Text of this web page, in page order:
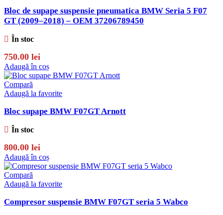
Bloc de supape suspensie pneumatica BMW Seria 5 F07
GT (2009–2018) – OEM 37206789450
În stoc
750.00 lei
Adaugă în coș
Compară
Adaugă la favorite
Bloc supape BMW F07GT Arnott
În stoc
800.00 lei
Adaugă în coș
Compară
Adaugă la favorite
Compresor suspensie BMW F07GT seria 5 Wabco